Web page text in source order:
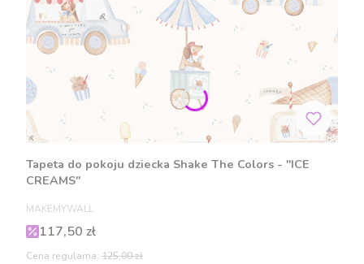
Tapeta do pokoju dziecka Shake The Colors - "ICE
CREAMS"
PRODUCENT
MAKEMYWALL
Cena promocyjna
117,50 zł
Cena regularna: 125,00 zł